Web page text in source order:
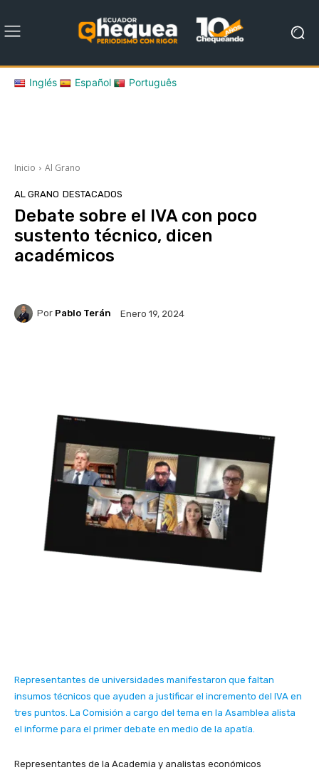
Inglés Español Português
Inicio Al Grano
AL GRANO DESTACADOS
Debate sobre el IVA con poco
sustento técnico, dicen
académicos
Por Pablo Terán Enero 19, 2024
Representantes de universidades manifestaron que faltan
insumos técnicos que ayuden a justificar el incremento del IVA en
tres puntos. La Comisión a cargo del tema en la Asamblea alista
el informe para el primer debate en medio de la apatía.
Representantes de la Academia y analistas económicos